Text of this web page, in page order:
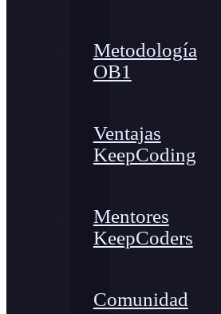
Metodología
OB1
Ventajas
KeepCoding
Mentores
KeepCoders
Comunidad